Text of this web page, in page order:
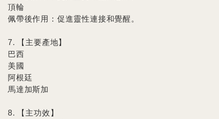
頂輪
佩帶後作用：促進靈性連接和覺醒。
7. 【主要產地】
巴西
美國
阿根廷
馬達加斯加
8. 【主功效】